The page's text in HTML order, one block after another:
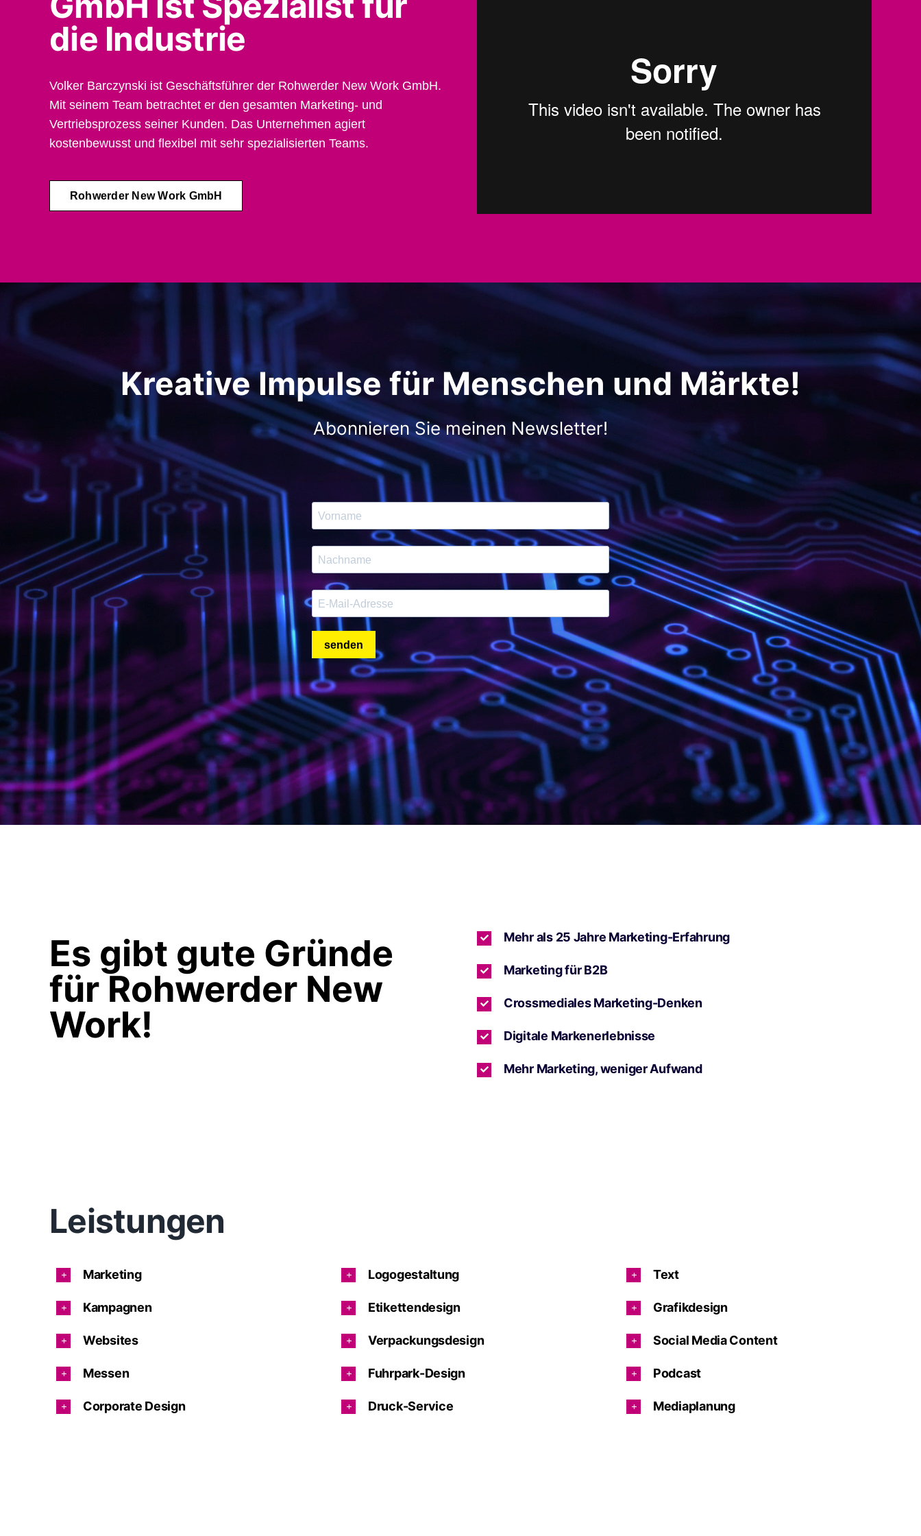
die Industrie
Volker Barczynski ist Geschäftsführer der Rohwerder New Work GmbH.
Mit seinem Team betrachtet er den gesamten Marketing- und
Vertriebsprozess seiner Kunden. Das Unternehmen agiert
kostenbewusst und flexibel mit sehr spezialisierten Teams.
Rohwerder New Work GmbH
Kreative Impulse für Menschen und Märkte!
Abonnieren Sie meinen Newsletter!
Es gibt gute Gründe
für Rohwerder New
Work!
Mehr als 25 Jahre Marketing-Erfahrung
Marketing für B2B
Crossmediales Marketing-Denken
Digitale Markenerlebnisse
Mehr Marketing, weniger Aufwand
Leistungen
Marketing
Kampagnen
Websites
Messen
Corporate Design
Logogestaltung
Etikettendesign
Verpackungsdesign
Fuhrpark-Design
Druck-Service
Text
Grafikdesign
Social Media Content
Podcast
Mediaplanung